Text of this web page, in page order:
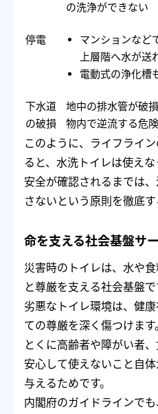
の洗浄ができない
停電
マンションなど
上層階へ水が送
電動式の浄化槽
下水道
の破損
地中の排水管が破
物内で逆流する危
このように、ライフライ
ると、水洗トイレは使えな
安全が確認されるまでは
さないという原則を徹底す
命を支える社会基盤サ
災害時のトイレは、水や
と尊厳を支える社会基盤で
劣悪なトイレ環境は、健
ての尊厳を深く傷つけます。
とくに高齢者や障がい者
安心して使えないこと自
与えるためです。
内閣府のガイドラインで